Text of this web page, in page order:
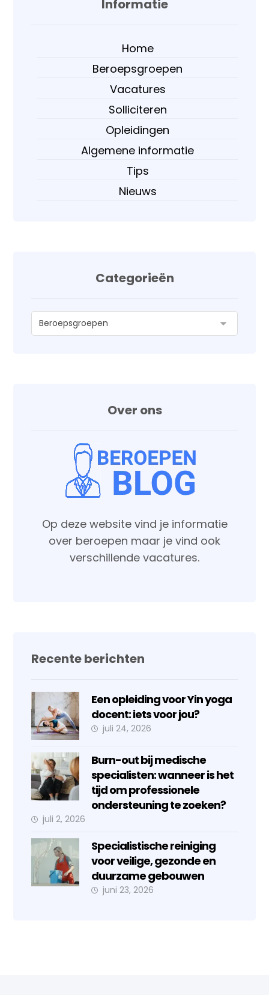
Informatie
Home
Beroepsgroepen
Vacatures
Solliciteren
Opleidingen
Algemene informatie
Tips
Nieuws
Categorieën
Over ons
Op deze website vind je informatie
over beroepen maar je vind ook
verschillende vacatures.
Recente berichten
Een opleiding voor Yin yoga
docent: iets voor jou?
juli 24, 2026
Burn-out bij medische
specialisten: wanneer is het
tijd om professionele
ondersteuning te zoeken?
juli 2, 2026
Specialistische reiniging
voor veilige, gezonde en
duurzame gebouwen
juni 23, 2026